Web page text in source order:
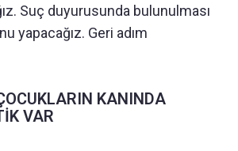
Suç duyurusunda bulunulması
yapacağız. Geri adım
KANINDA
VAR